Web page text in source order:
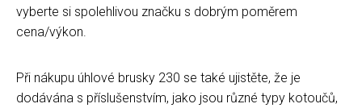
vyberte si spolehlivou značku s dobrým poměrem
cena/výkon.
Při nákupu úhlové brusky 230 se také ujistěte, že je
dodávána s příslušenstvím, jako jsou různé typy kotoučů,